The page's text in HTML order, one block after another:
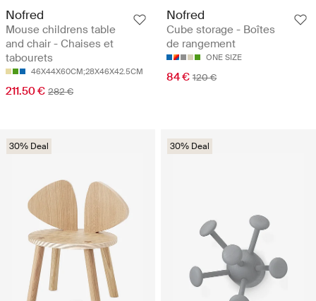
Nofred
Mouse childrens table
and chair - Chaises et
tabourets
46X44X60CM;28X46X42.5CM
211.50 € 282 €
Nofred
Cube storage - Boîtes
de rangement
ONE SIZE
84 € 120 €
30% Deal 30% Deal